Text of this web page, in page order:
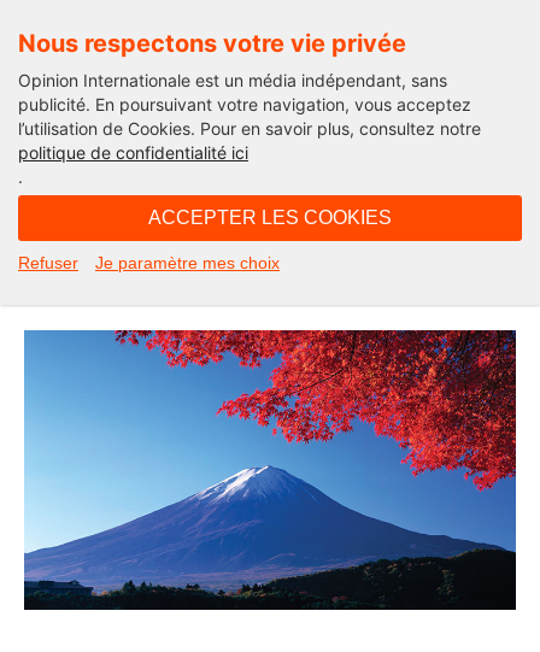
Nous respectons votre vie privée
Opinion Internationale est un média indépendant, sans
publicité. En poursuivant votre navigation, vous acceptez
l’utilisation de Cookies. Pour en savoir plus, consultez notre
politique de confidentialité ici
.
ACCEPTER LES COOKIES
Refuser Je paramètre mes choix
Haïku
Haïku d’été par Olivier Peraldi